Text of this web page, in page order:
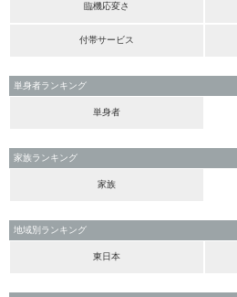
臨機応変さ
付帯サービス
単身者ランキング
単身者
家族ランキング
家族
地域別ランキング
東日本